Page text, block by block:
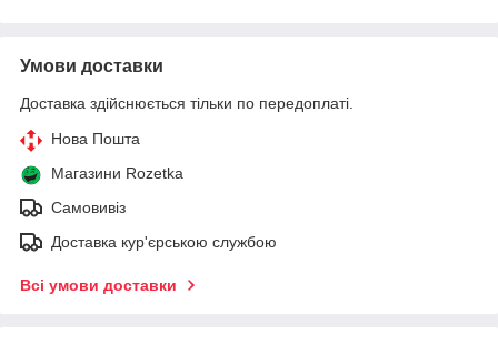
Умови доставки
Доставка здійснюється тільки по передоплаті.
Нова Пошта
Магазини Rozetka
Самовивіз
Доставка кур'єрською службою
Всі умови доставки